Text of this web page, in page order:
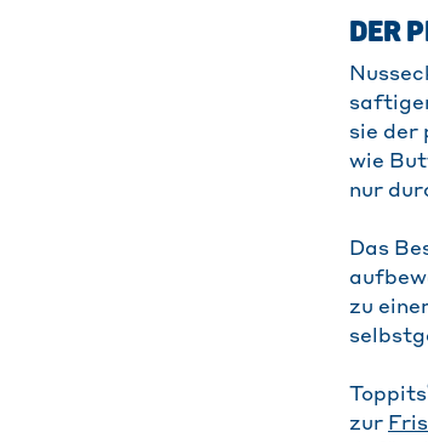
DER
sie der
wie
nur
Das
zu
Toppits
zur